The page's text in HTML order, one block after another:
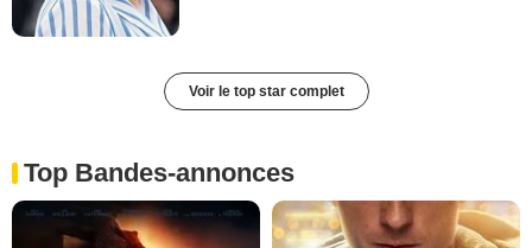
Voir le top star complet
Top Bandes-annonces